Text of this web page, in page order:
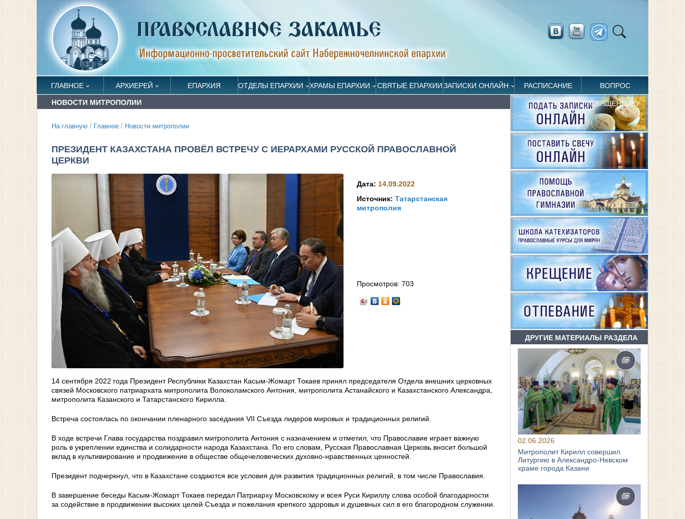
ГЛАВНОЕ АРХИЕРЕЙ ЕПАРХИЯ ОТДЕЛЫ ЕПАРХИИ ХРАМЫ ЕПАРХИИ СВЯТЫЕ ЕПАРХИИЗАПИСКИ ОНЛАЙН РАСПИСАНИЕ ВОПРОС
СВЯЩЕННИКУ
НОВОСТИ МИТРОПОЛИИ
На главную / Главное / Новости митрополии
ПРЕЗИДЕНТ КАЗАХСТАНА ПРОВЁЛ ВСТРЕЧУ С ИЕРАРХАМИ РУССКОЙ ПРАВОСЛАВНОЙ
ЦЕРКВИ
Дата: 14.09.2022
Источник:Татарстанская
митрополия
Просмотров:703
14 сентября 2022 года Президент Республики Казахстан Касым-Жомарт Токаев принял председателя Отдела внешних церковных
связей Московского патриархата митрополита Волоколамского Антония, митрополита Астанайского и Казахстанского Александра,
митрополита Казанского и Татарстанского Кирилла.
Встреча состоялась по окончании пленарного заседания VII Съезда лидеров мировых и традиционных религий.
В ходе встречи Глава государства поздравил митрополита Антония с назначением и отметил, что Православие играет важную
роль в укреплении единства и солидарности народа Казахстана. По его словам, Русская Православная Церковь вносит большой
вклад в культивирование и продвижение в обществе общечеловеческих духовно-нравственных ценностей.
Президент подчеркнул, что в Казахстане создаются все условия для развития традиционных религий, в том числе Православия.
В завершение беседы Касым-Жомарт Токаев передал Патриарху Московскому и всея Руси Кириллу слова особой благодарности
за содействие в продвижении высоких целей Съезда и пожелания крепкого здоровья и душевных сил в его благородном служении.
ДРУГИЕ МАТЕРИАЛЫ РАЗДЕЛА
02.06.2026
Митрополит Кирилл совершил
Литургию в Александро-Невском
храме города Казани